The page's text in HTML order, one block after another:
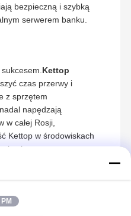
bezpieczną i szybką
serwerem banku.
Kettop
czas przerwy i
z sprzętem
napędzają
w całej Rosji,
Kettop w środowiskach